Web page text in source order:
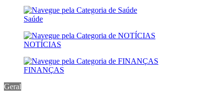
Saúde
NOTÍCIAS
FINANÇAS
Geral